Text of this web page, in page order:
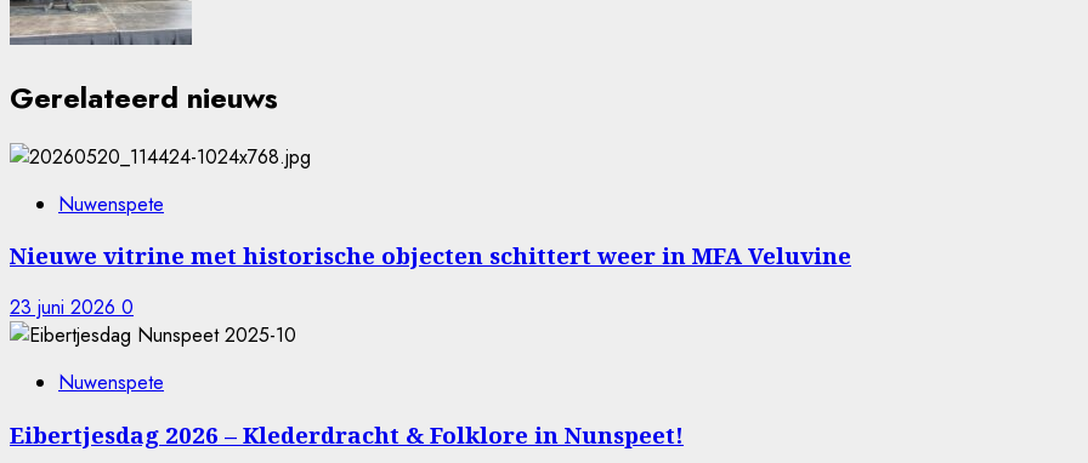
Gerelateerd nieuws
Nuwenspete
Nieuwe vitrine met historische objecten schittert weer in MFA Veluvine
23 juni 2026 0
Nuwenspete
Eibertjesdag 2026 – Klederdracht & Folklore in Nunspeet!